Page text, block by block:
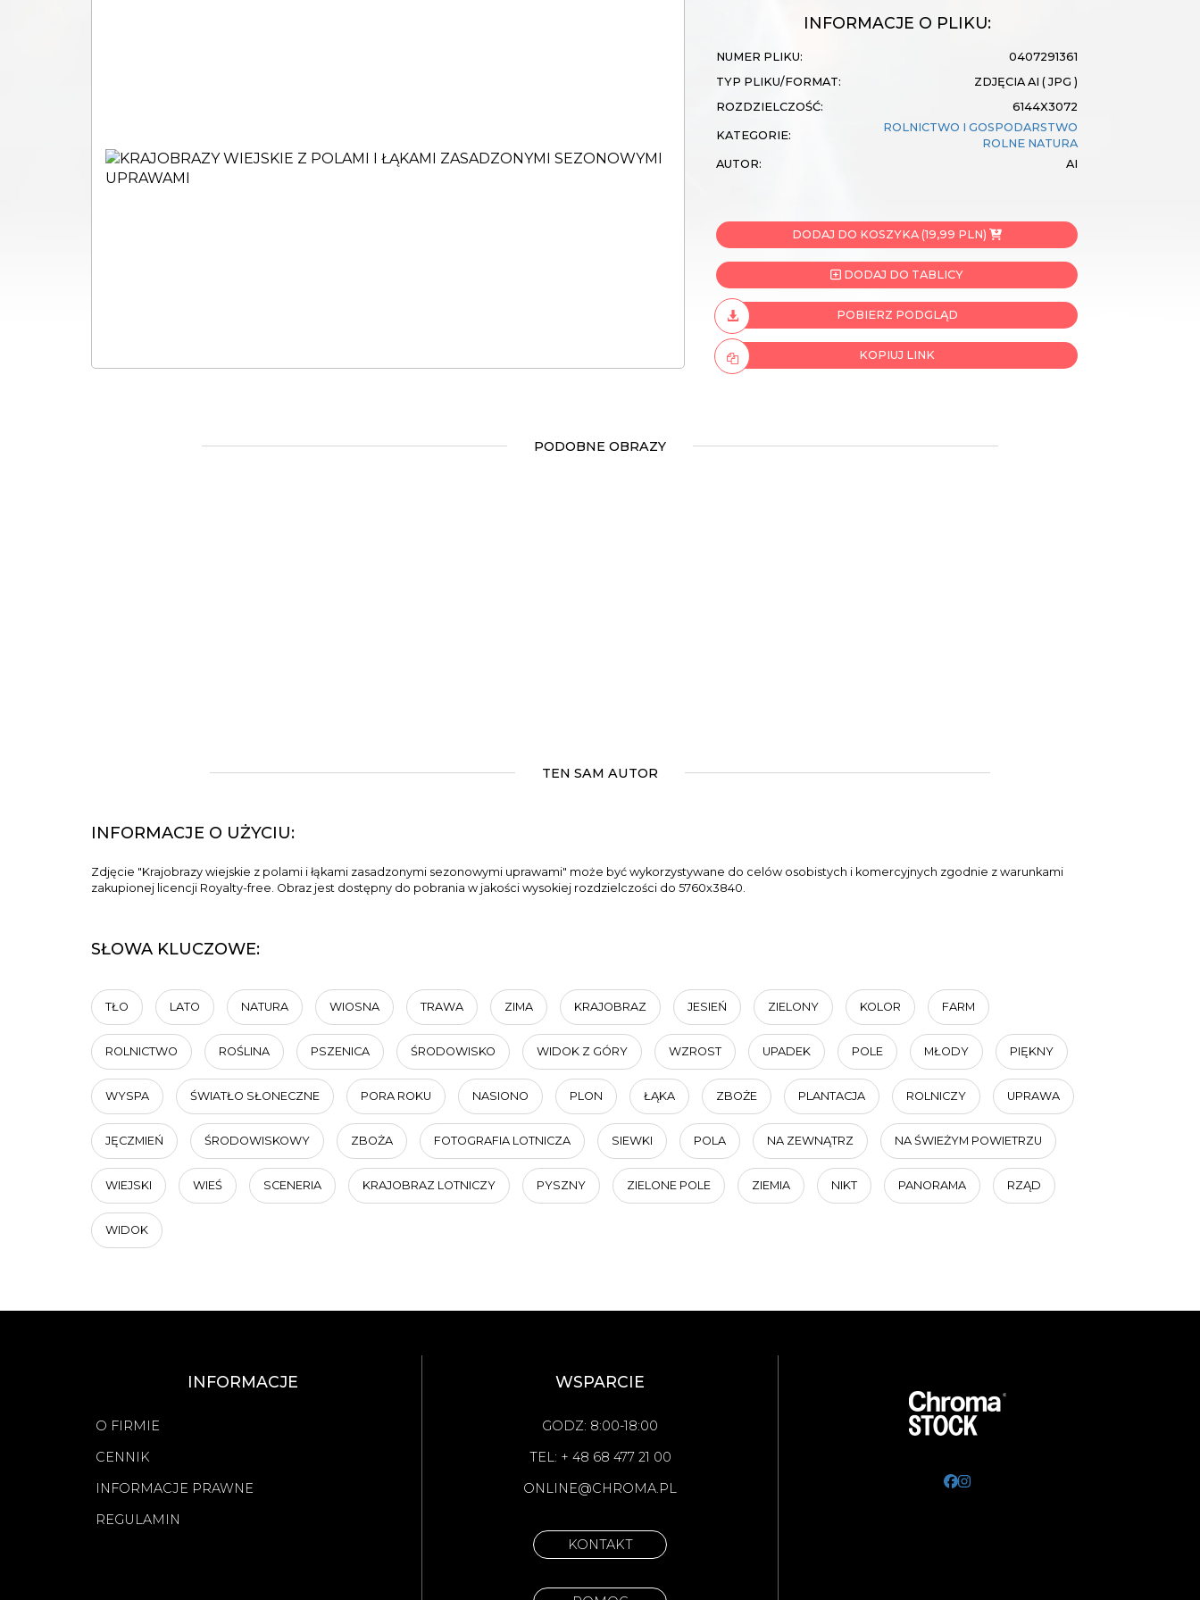
INFORMACJE O PLIKU:
NUMER PLIKU:
0407291361
TYP PLIKU/FORMAT:
ZDJĘCIA AI ( JPG )
ROZDZIELCZOŚĆ:
6144X3072
KATEGORIE:
ROLNICTWO I GOSPODARSTWO
ROLNE NATURA
AUTOR:
AI
DODAJ DO KOSZYKA (19,99 PLN)
DODAJ DO TABLICY
POBIERZ PODGLĄD
KOPIUJ LINK
PODOBNE OBRAZY
TEN SAM AUTOR
INFORMACJE O UŻYCIU:
Zdjęcie "Krajobrazy wiejskie z polami i łąkami zasadzonymi sezonowymi uprawami" może być wykorzystywane do celów osobistych i komercyjnych zgodnie z warunkami
zakupionej licencji Royalty-free. Obraz jest dostępny do pobrania w jakości wysokiej rozdzielczości do 5760x3840.
SŁOWA KLUCZOWE:
TŁO LATO NATURA WIOSNA TRAWA ZIMA KRAJOBRAZ JESIEŃ ZIELONY KOLOR FARM
ROLNICTWO ROŚLINA PSZENICA ŚRODOWISKO WIDOK Z GÓRY WZROST UPADEK POLE MŁODY PIĘKNY
WYSPA ŚWIATŁO SŁONECZNE PORA ROKU NASIONO PLON ŁĄKA ZBOŻE PLANTACJA ROLNICZY UPRAWA
JĘCZMIEŃ ŚRODOWISKOWY ZBOŻA FOTOGRAFIA LOTNICZA SIEWKI POLA NA ZEWNĄTRZ NA ŚWIEŻYM POWIETRZU
WIEJSKI WIEŚ SCENERIA KRAJOBRAZ LOTNICZY PYSZNY ZIELONE POLE ZIEMIA NIKT PANORAMA RZĄD
WIDOK
INFORMACJE
O FIRMIE
CENNIK
INFORMACJE PRAWNE
REGULAMIN
WSPARCIE
GODZ: 8:00-18:00
TEL: + 48 68 477 21 00
ONLINE@CHROMA.PL
KONTAKT